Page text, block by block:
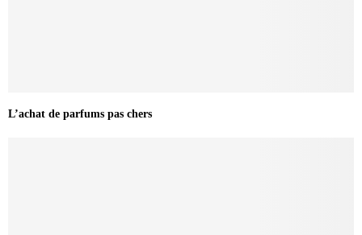
L’achat de parfums pas chers